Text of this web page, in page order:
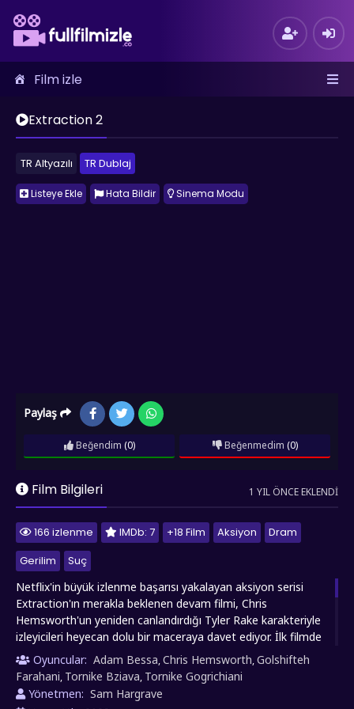
Film izle
Extraction 2
TR Altyazılı TR Dublaj
Listeye Ekle Hata Bildir Sinema Modu
Paylaş
Beğendim (0) Beğenmedim (0)
Film Bilgileri 1 YIL ÖNCE EKLENDI
166 izlenme IMDb: 7 +18 Film Aksiyon
Dram
Gerilim
Suç
Netflix'in büyük izlenme başarısı yakalayan aksiyon serisi
Extraction'ın merakla beklenen devam filmi, Chris
Hemsworth'un yeniden canlandırdığı Tyler Rake karakteriyle
izleyicileri heyecan dolu bir maceraya davet ediyor. İlk filmde
yaşadığı ölümcül yaralanmadan kurtulan bu efsanevi paralı
asker, yeni ve çok daha tehlikeli bir görevle karşı karşıya gelir.
Bu kez Tyler Rake, Gürcistan'da acımasız bir suç örgütü
tarafından hapishanede rehin tutulan bir aileyi kurtarmak için
Oyuncular: Adam Bessa,Chris Hemsworth,Golshifteh
Farahani, Tornike Bziava, Tornike Gogrichiani
Yönetmen: Sam Hargrave